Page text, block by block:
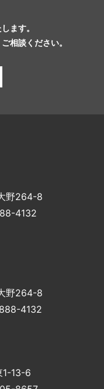
ます。
相談ください。
野264-8
4132
野264-8
4132
13-6